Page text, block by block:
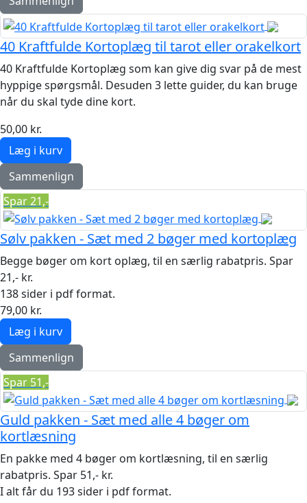
40 Kraftfulde Kortoplæg til tarot eller orakelkort
40 Kraftfulde Kortoplæg som kan give dig svar på de mest
hyppige spørgsmål. Desuden 3 lette guider, du kan bruge
når du skal tyde dine kort.
50,00 kr.
Sammenlign
Spar 21,-
Sølv pakken - Sæt med 2 bøger med kortoplæg
Begge bøger om kort oplæg, til en særlig rabatpris. Spar
21,- kr.
138 sider i pdf format.
79,00 kr.
Sammenlign
Spar 51,-
Guld pakken - Sæt med alle 4 bøger om
kortlæsning
En pakke med 4 bøger om kortlæsning, til en særlig
rabatpris. Spar 51,- kr.
I alt får du 193 sider i pdf format.